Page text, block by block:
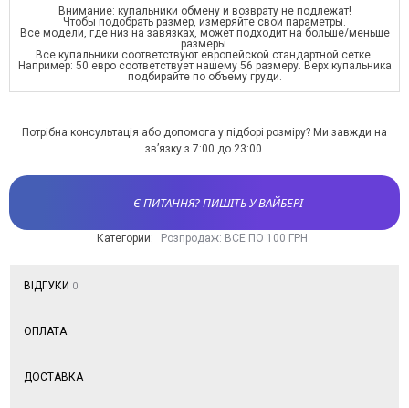
Внимание: купальники обмену и возврату не подлежат!
Чтобы подобрать размер, измеряйте свои параметры.
Все модели, где низ на завязках, может подходит на больше/меньше
размеры.
Все купальники соответствуют европейской стандартной сетке.
Например: 50 евро соответствует нашему 56 размеру. Верх купальника
подбирайте по объему груди.
Потрібна консультація або допомога у підборі розміру? Ми завжди на
зв’язку з 7:00 до 23:00.
Є ПИТАННЯ? ПИШІТЬ У ВАЙБЕРІ
Категории: Розпродаж: ВСЕ ПО 100 ГРН
ВІДГУКИ 0
ОПЛАТА
ДОСТАВКА